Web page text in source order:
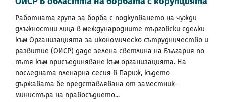
Работната група за борба с подкупването на чужди
длъжностни лица в международните търговски сделки
към Организацията за икономическо сътрудничество и
развитие (ОИСР) даде зелена светлина на България по
пътя към присъединяване към организацията. На
последната пленарна сесия в Париж, където
държавата бе представлявана от заместник-
министъра на правосъдието...